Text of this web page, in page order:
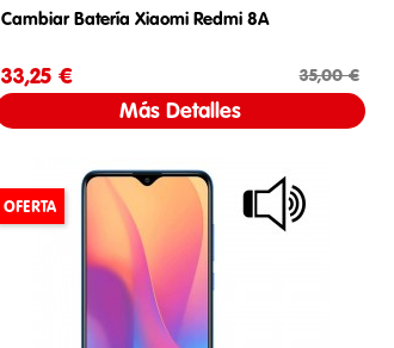
Cambiar Batería Xiaomi Redmi 8A
33,25 € Precio base35,00 €
Más Detalles
OFERTA